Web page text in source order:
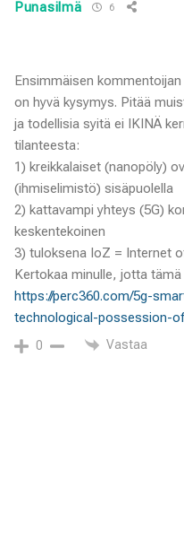
Punasilmä 6
Ensimmäisen
on hyvä kysymys. Pitää
ja todellisia syitä ei IKINÄ
tilanteesta:
1) kreikkalaiset (nanopöly)
(ihmiselimistö) sisäpuolella
2) kattavampi yhteys (5G)
keskentekoinen
3) tuloksena IoZ = Internet
Kertokaa minulle, jotta
https://perc360.com/5g-
technological-possession-
0 Vastaa